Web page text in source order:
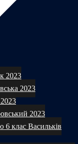
2023
2023
2023
6 клас Васильків